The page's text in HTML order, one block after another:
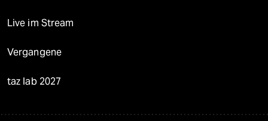
Live im Stream
Vergangene
taz lab 2027